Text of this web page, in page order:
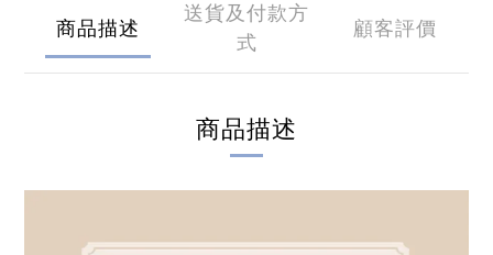
商品描述
送貨及付款方
式
顧客評價
商品描述